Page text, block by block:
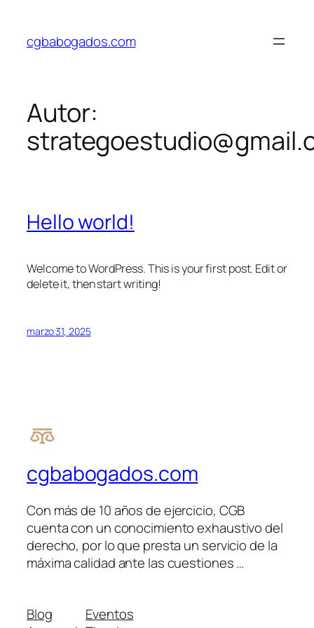
contenido
cgbabogados.com
Autor:
Hello world!
Welcome to WordPress. This is your first post. Edit or
delete it, then start writing!
marzo 31, 2025
cgbabogados.com
Con más de 10 años de ejercicio, CGB
cuenta con un conocimiento exhaustivo del
derecho, por lo que presta un servicio de la
máxima calidad ante las cuestiones …
Blog
Eventos